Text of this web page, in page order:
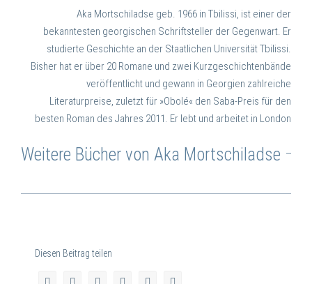
Aka Mortschiladse geb. 1966 in Tbilissi, ist einer der
bekanntesten georgischen Schriftsteller der Gegenwart. Er
studierte Geschichte an der Staatlichen Universität Tbilissi.
Bisher hat er über 20 Romane und zwei Kurzgeschichtenbände
veröffentlicht und gewann in Georgien zahlreiche
Literaturpreise, zuletzt für »Obolé« den Saba-Preis für den
besten Roman des Jahres 2011. Er lebt und arbeitet in London
Weitere Bücher von Aka Mortschiladse
Diesen Beitrag teilen